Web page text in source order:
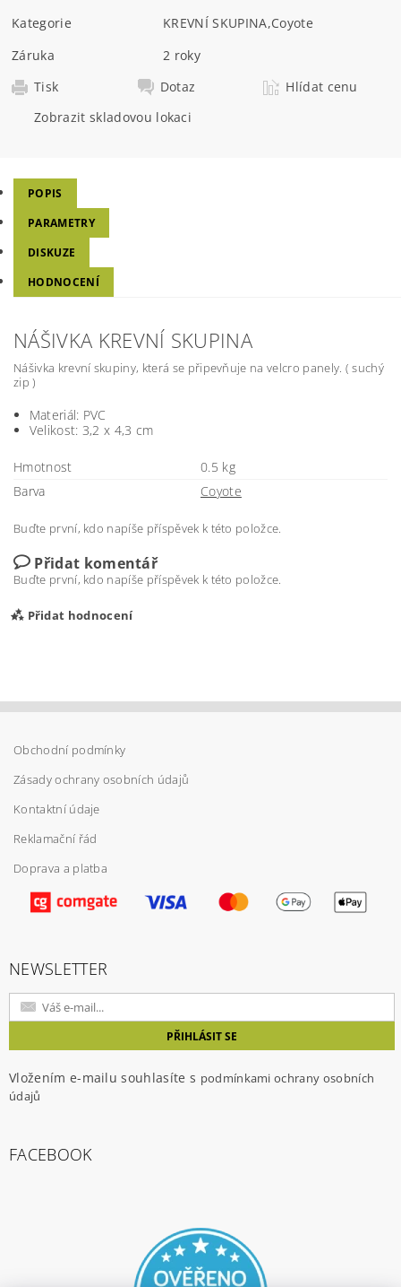
Kategorie
KREVNÍ SKUPINA,Coyote
Záruka
2 roky
Tisk
Dotaz
Hlídat cenu
Zobrazit skladovou lokaci
POPIS
PARAMETRY
DISKUZE
HODNOCENÍ
NÁŠIVKA KREVNÍ SKUPINA
Nášivka krevní skupiny, která se připevňuje na velcro panely. ( suchý
zip )
Materiál: PVC
Velikost: 3,2 x 4,3 cm
Hmotnost
0.5 kg
Barva
Coyote
Buďte první, kdo napíše příspěvek k této položce.
Přidat komentář
Buďte první, kdo napíše příspěvek k této položce.
Přidat hodnocení
Vložením hodnocení souhlasíte spodmínkami
ochrany osobních údajů
Obchodní podmínky
Zásady ochrany osobních údajů
Kontaktní údaje
Reklamační řád
Doprava a platba
NEWSLETTER
Vložením e-mailu souhlasíte s podmínkami ochrany osobních
údajů
FACEBOOK